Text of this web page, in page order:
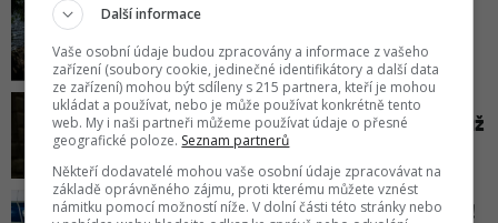
Předpověď počasí do neděle:
hranici!
Přiznání Jiřího Mádla: Malý syn už
si mohl poprvé zahrát ve filmu!
DNA pomohla objasnit pomníček!
Další informace
Vaše osobní údaje budou zpracovány a informace z vašeho
zařízení (soubory cookie, jedinečné identifikátory a další data
ze zařízení) mohou být sdíleny s 215 partnera, kteří je mohou
ukládat a používat, nebo je může používat konkrétně tento
web. My i naši partneři můžeme používat údaje o přesné
geografické poloze. Seznam partnerů
Někteří dodavatelé mohou vaše osobní údaje zpracovávat na
základě oprávněného zájmu, proti kterému můžete vznést
námitku pomocí možností níže. V dolní části této stránky nebo